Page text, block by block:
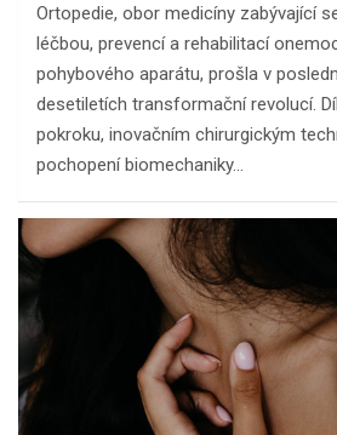
Ortopedie, obor medicíny zabývající
léčbou, prevencí a rehabilitací
pohybového aparátu, prošla v
desetiletích transformační revolucí.
pokroku, inovačním chirurgickým
pochopení biomechaniky…